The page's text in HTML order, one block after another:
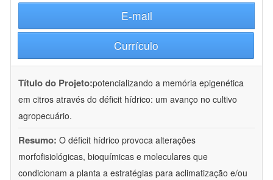
E-mail
Currículo
Título do Projeto:potencializando a memória epigenética
em citros através do déficit hídrico: um avanço no cultivo
agropecuário.
Resumo: O déficit hídrico provoca alterações
morfofisiológicas, bioquímicas e moleculares que
condicionam a planta a estratégias para aclimatização e/ou